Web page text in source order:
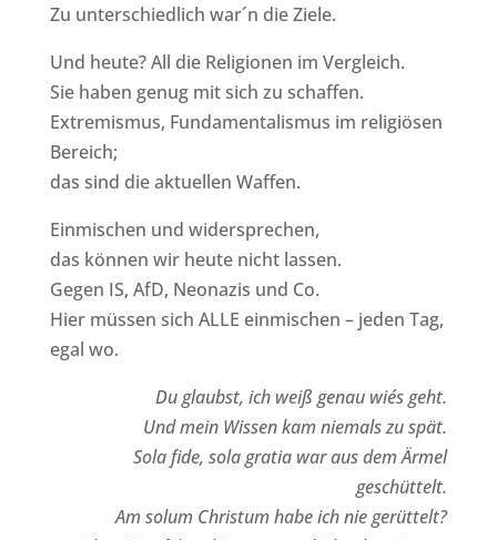
Zu unterschiedlich war´n die Ziele.
Und heute? All die Religionen im Vergleich.
Sie haben genug mit sich zu schaffen.
Extremismus, Fundamentalismus im religiösen
Bereich;
das sind die aktuellen Waffen.
Einmischen und widersprechen,
das können wir heute nicht lassen.
Gegen IS, AfD, Neonazis und Co.
Hier müssen sich ALLE einmischen – jeden Tag,
egal wo.
Du glaubst, ich weiß genau wie´s geht.
Und mein Wissen kam niemals zu spät.
Sola fide, sola gratia war aus dem Ärmel
geschüttelt.
Am solum Christum habe ich nie gerüttelt?